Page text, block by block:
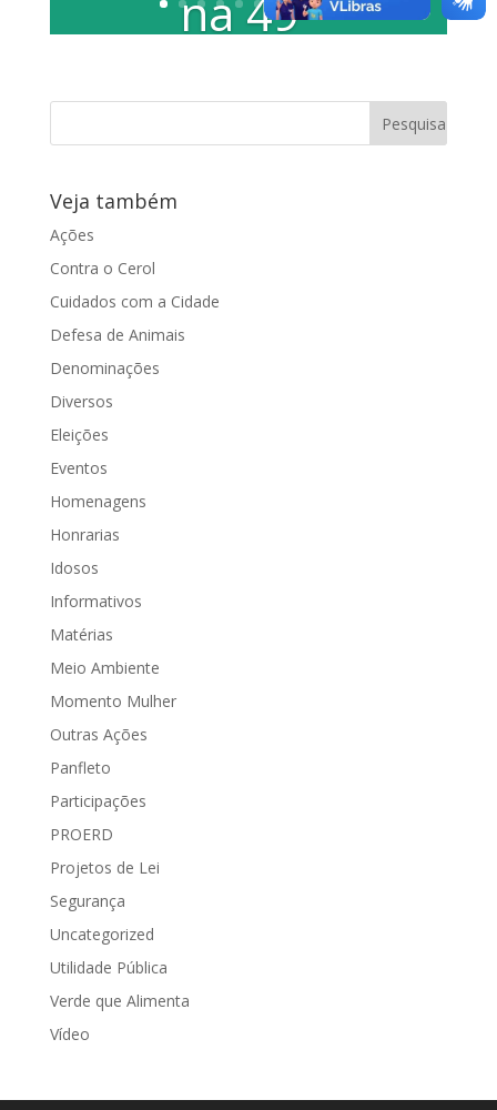
na 49ª
Câmara no
dia 11/02/14
https://www.youtube.com/watch?
Veja também
Ações
Contra o Cerol
Cuidados com a Cidade
Defesa de Animais
Denominações
Diversos
Eleições
Eventos
Homenagens
Honrarias
Idosos
Informativos
Matérias
Meio Ambiente
Momento Mulher
Outras Ações
Panfleto
Participações
PROERD
Projetos de Lei
Segurança
Uncategorized
Utilidade Pública
Verde que Alimenta
Vídeo